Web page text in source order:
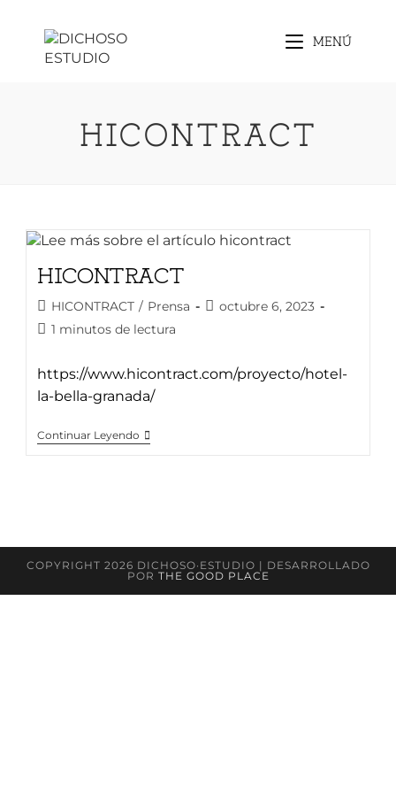
contenido
MENÚ
HICONTRACT
HICONTRACT
Categoría
de
HICONTRACT / Prensa
Publicación
octubre 6, 2023
Tiempo
lectura:
1 minutos de lectura
https://www.hicontract.com/proyecto/hotel-
la-bella-granada/
Continuar Leyendo Hicontract
COPYRIGHT 2026 DICHOSO·ESTUDIO | DESARROLLADO
POR THE GOOD PLACE